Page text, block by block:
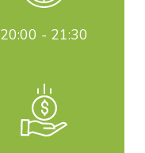
20:00 - 21:30